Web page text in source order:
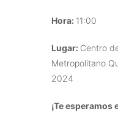
Hora: 11:00
Lugar: Centro
Metropolitano
2024
¡Te esperamos